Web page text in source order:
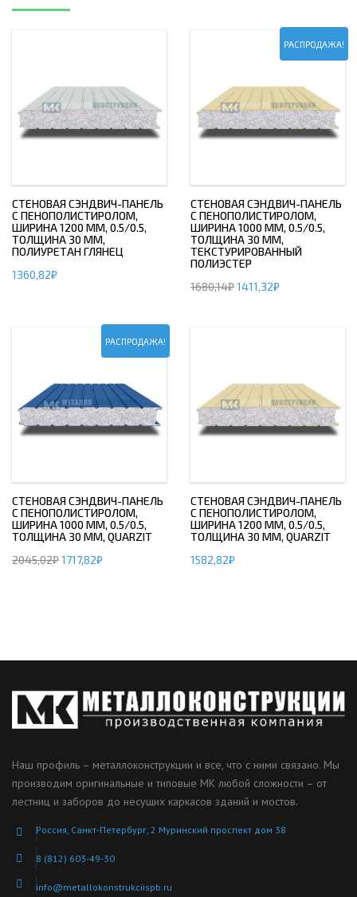
СТЕНОВАЯ СЭНДВИЧ-ПАНЕЛЬ
С ПЕНОПОЛИСТИРОЛОМ,
ШИРИНА 1200 ММ, 0.5/0.5,
ТОЛЩИНА 30 ММ,
ПОЛИУРЕТАН ГЛЯНЕЦ
1360,82₽
РАСПРОДАЖА!
СТЕНОВАЯ СЭНДВИЧ-ПАНЕЛЬ
С ПЕНОПОЛИСТИРОЛОМ,
ШИРИНА 1000 ММ, 0.5/0.5,
ТОЛЩИНА 30 ММ,
ТЕКСТУРИРОВАННЫЙ
ПОЛИЭСТЕР
1680,14₽1411,32₽
РАСПРОДАЖА!
СТЕНОВАЯ СЭНДВИЧ-ПАНЕЛЬ
С ПЕНОПОЛИСТИРОЛОМ,
ШИРИНА 1000 ММ, 0.5/0.5,
ТОЛЩИНА 30 ММ, QUARZIT
2045,02₽1717,82₽
СТЕНОВАЯ СЭНДВИЧ-ПАНЕЛЬ
С ПЕНОПОЛИСТИРОЛОМ,
ШИРИНА 1200 ММ, 0.5/0.5,
ТОЛЩИНА 30 ММ, QUARZIT
1582,82₽
Наш профиль – металлоконструкции и все, что с ними связано. Мы
производим оригинальные и типовые МК любой сложности – от
лестниц и заборов до несущих каркасов зданий и мостов.
Россия, Санкт-Петербург, 2 Муринский проспект дом 38
8 (812) 603-49-30
info@metallokonstrukciispb.ru